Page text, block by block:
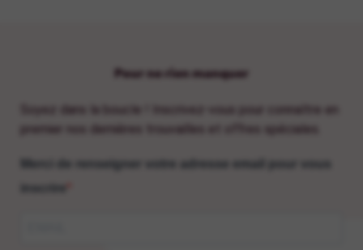
Pour ne rien manquer
Soyez dans la boucle ! Inscrivez-vous pour connaître en
premier nos dernières trouvailles et offres spéciales.
Merci de renseigner votre adresse email pour vous